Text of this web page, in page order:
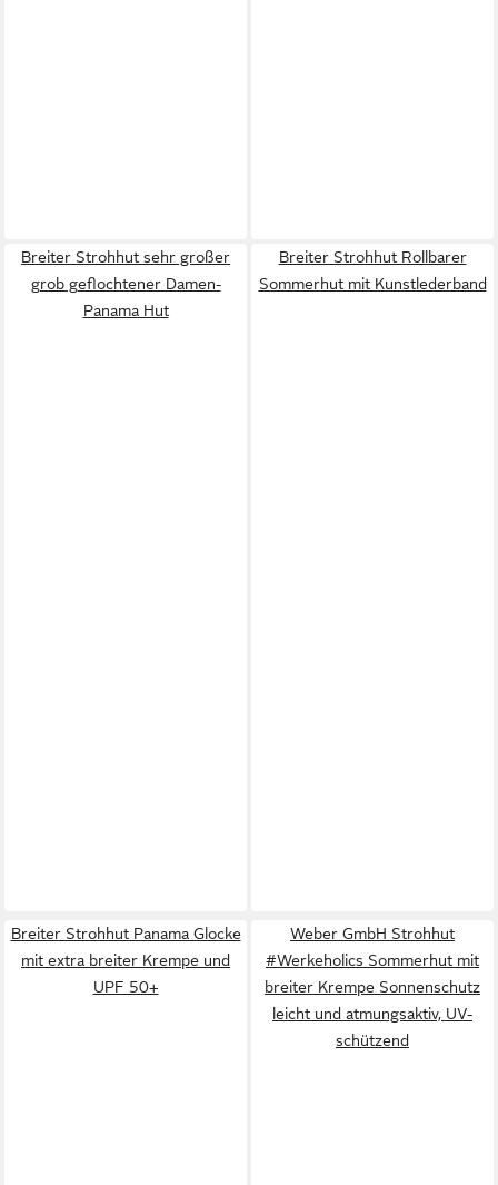
Breiter Strohhut sehr großer
grob geflochtener Damen-
Panama Hut
Breiter Strohhut Rollbarer
Sommerhut mit Kunstlederband
Breiter Strohhut Panama Glocke
mit extra breiter Krempe und
UPF 50+
Weber GmbH Strohhut
#Werkeholics Sommerhut mit
breiter Krempe Sonnenschutz
leicht und atmungsaktiv, UV-
schützend